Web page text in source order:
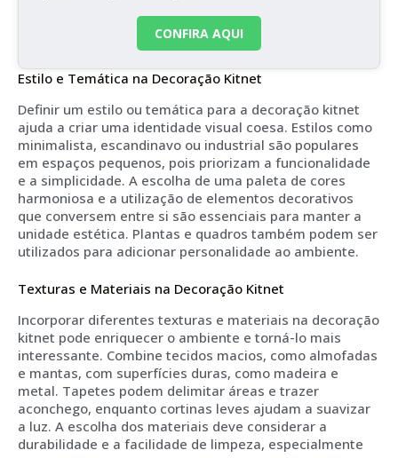
CONFIRA AQUI
Estilo e Temática na Decoração Kitnet
Definir um estilo ou temática para a decoração kitnet
ajuda a criar uma identidade visual coesa. Estilos como
minimalista, escandinavo ou industrial são populares
em espaços pequenos, pois priorizam a funcionalidade
e a simplicidade. A escolha de uma paleta de cores
harmoniosa e a utilização de elementos decorativos
que conversem entre si são essenciais para manter a
unidade estética. Plantas e quadros também podem ser
utilizados para adicionar personalidade ao ambiente.
Texturas e Materiais na Decoração Kitnet
Incorporar diferentes texturas e materiais na decoração
kitnet pode enriquecer o ambiente e torná-lo mais
interessante. Combine tecidos macios, como almofadas
e mantas, com superfícies duras, como madeira e
metal. Tapetes podem delimitar áreas e trazer
aconchego, enquanto cortinas leves ajudam a suavizar
a luz. A escolha dos materiais deve considerar a
durabilidade e a facilidade de limpeza, especialmente